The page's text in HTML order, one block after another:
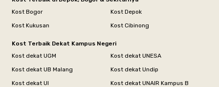
Kost Bogor
Kost Depok
Kost Kukusan
Kost Cibinong
Kost Terbaik Dekat Kampus Negeri
Kost dekat UGM
Kost dekat UNESA
Kost dekat UB Malang
Kost dekat Undip
Kost dekat UI
Kost dekat UNAIR Kampus B